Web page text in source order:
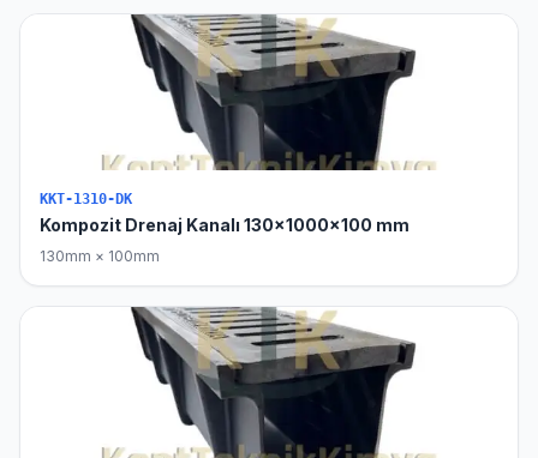
KKT-1310-DK
Kompozit Drenaj Kanalı 130x1000x100 mm
130mm × 100mm